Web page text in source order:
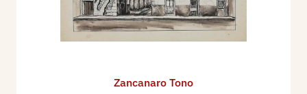
Zancanaro Tono